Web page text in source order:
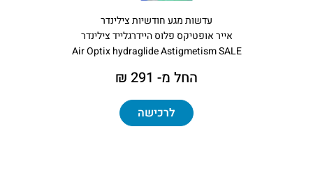
עדשות מגע חודשיות צילינדר
אייר אופטיקס פלוס היידרגלייד צילינדר
Air Optix hydraglide Astigmetism SALE
החל מ- 291 ₪
לרכישה